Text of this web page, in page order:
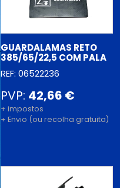
GUARDALAMAS RETO
385/65/22,5 COM PALA
REF: 06522236
PVP: 42,66 €
+ impostos
+ Envio (ou recolha gratuita)